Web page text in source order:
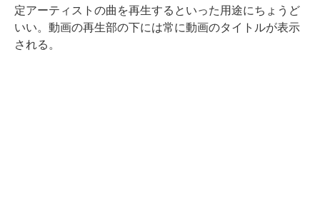
定アーティストの曲を再生するといった用途にちょうど
いい。動画の再生部の下には常に動画のタイトルが表示
される。